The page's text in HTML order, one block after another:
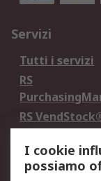
Servizi
Tutti i servizi
RS
RS
Legale
I cookie
possiamo